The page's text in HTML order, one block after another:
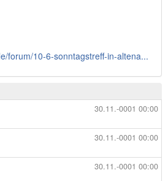
forum/10-6-sonntagstreff-in-altena...
30.11.-0001 00:00
30.11.-0001 00:00
30.11.-0001 00:00